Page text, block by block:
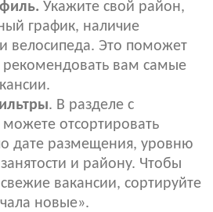
Укажите свой район,
график, наличие
велосипеда. Это поможет
вам самые
. В разделе с
отсортировать
дате размещения, уровню
и району. Чтобы
вакансии, сортируйте
новые».